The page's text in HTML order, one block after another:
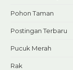
Pohon Taman
Postingan Terbaru
Pucuk Merah
Rak